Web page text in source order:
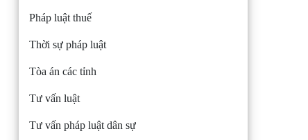
Pháp luật thuế
Thời sự pháp luật
Tòa án các tỉnh
Tư vấn luật
Tư vấn pháp luật dân sự